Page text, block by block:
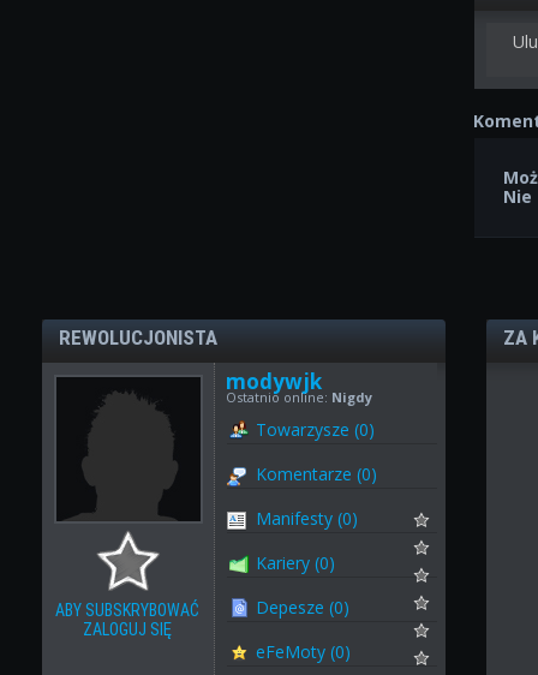
REWOLUCJONISTA
ABY SUBSKRYBOWAĆ
ZALOGUJ SIĘ
modywjk
Ostatnio online: Nigdy
Towarzysze (0)
Komentarze (0)
Manifesty (0)
Kariery (0)
Depesze (0)
eFeMoty (0)
ZA